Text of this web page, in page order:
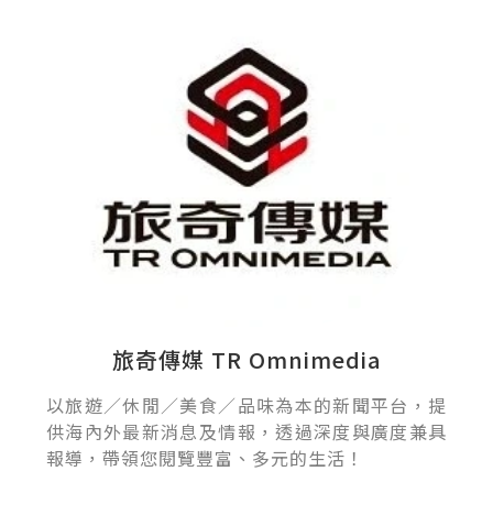
旅奇傳媒 TR Omnimedia
以旅遊／休閒／美食／品味為本的新聞平台，提
供海內外最新消息及情報，透過深度與廣度兼具
報導，帶領您閱覽豐富、多元的生活！